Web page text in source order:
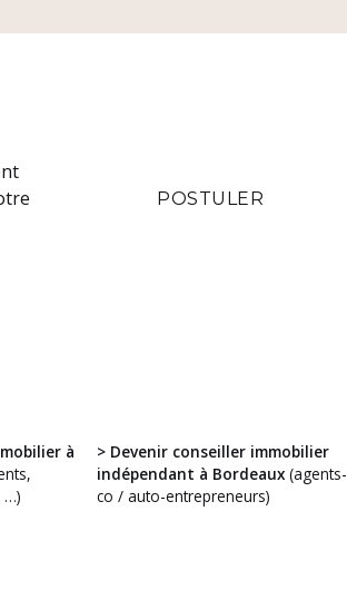
POSTULER
à
…)
> Devenir conseiller immobilier
indépendant à Bordeaux(agents-
co / auto-entrepreneurs)